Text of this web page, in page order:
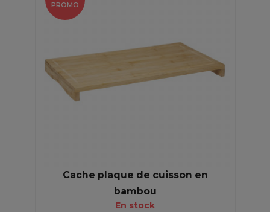
Cache plaque de cuisson en
bambou
En stock
PROMO